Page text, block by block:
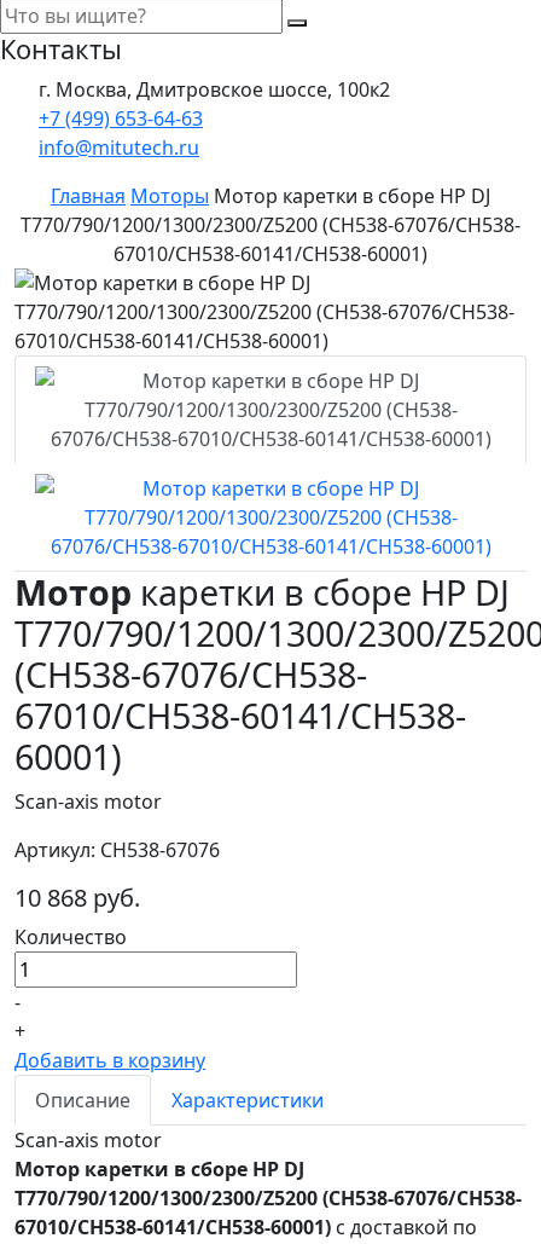
Контакты
г. Москва, Дмитровское шоссе, 100к2
+7 (499) 653-64-63
info@mitutech.ru
Главная Моторы Мотор каретки в сборе HP DJ
T770/790/1200/1300/2300/Z5200 (CH538-67076/CH538-
67010/CH538-60141/CH538-60001)
Мотор каретки в сборе HP DJ
T770/790/1200/1300/2300/
(CH538-67076/CH538-
67010/CH538-60141/CH538-
60001)
Scan-axis motor
Артикул: CH538-67076
10 868 руб.
Количество
-
+
Добавить в корзину
Описание
Характеристики
Scan-axis motor
Мотор каретки в сборе HP DJ
T770/790/1200/1300/2300/Z5200 (CH538-67076/CH538-
67010/CH538-60141/CH538-60001) с доставкой по